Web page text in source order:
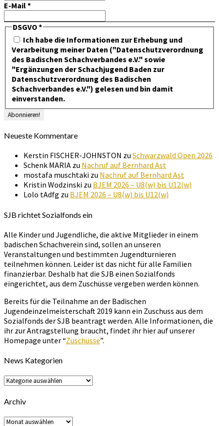
E-Mail*
DSGVO*
Ich habe die Informationen zur Erhebung und
Verarbeitung meiner Daten ("Datenschutzverordnung
des Badischen Schachverbandes e.V." sowie
"Ergänzungen der Schachjugend Baden zur
Datenschutzverordnung des Badischen
Schachverbandes e.V.") gelesen und bin damit
einverstanden.
Neueste Kommentare
Kerstin FISCHER-JOHNSTON zu Schwarzwald Open 2026
Schenk MARIA zu Nachruf auf Bernhard Ast
mostafa muschtaki zu Nachruf auf Bernhard Ast
Kristin Wodzinski zu BJEM 2026 – U8(w) bis U12(w)
Lolo tAdfg zu BJEM 2026 – U8(w) bis U12(w)
SJB richtet Sozialfonds ein
Alle Kinder und Jugendliche, die aktive Mitglieder in einem
badischen Schachverein sind, sollen an unseren
Veranstaltungen und bestimmten Jugendturnieren
teilnehmen können. Leider ist das nicht für alle Familien
finanzierbar. Deshalb hat die SJB einen Sozialfonds
eingerichtet, aus dem Zuschüsse vergeben werden können.
Bereits für die Teilnahme an der Badischen
Jugendeinzelmeisterschaft 2019 kann ein Zuschuss aus dem
Sozialfonds der SJB beantragt werden. Alle Informationen, die
ihr zur Antragstellung braucht, findet ihr hier auf unserer
Homepage unter “Zuschüsse”.
News Kategorien
News
Archiv
Archiv